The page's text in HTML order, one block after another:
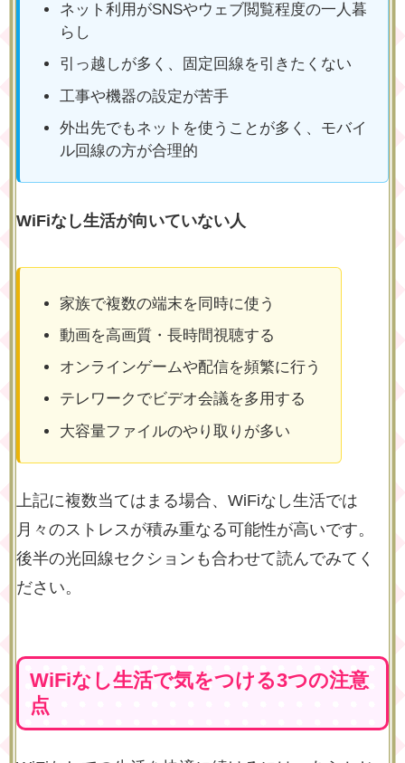
ネット利用がSNSやウェブ閲覧程度の一人暮
らし
引っ越しが多く、固定回線を引きたくない
工事や機器の設定が苦手
外出先でもネットを使うことが多く、モバイ
ル回線の方が合理的
WiFiなし生活が向いていない人
家族で複数の端末を同時に使う
動画を高画質・長時間視聴する
オンラインゲームや配信を頻繁に行う
テレワークでビデオ会議を多用する
大容量ファイルのやり取りが多い
上記に複数当てはまる場合、WiFiなし生活では
月々のストレスが積み重なる可能性が高いです。
後半の光回線セクションも合わせて読んでみてく
ださい。
WiFiなし生活で気をつける3つの注意
点